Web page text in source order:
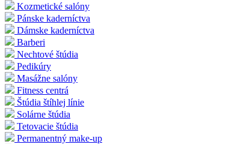
Kozmetické salóny
Pánske kaderníctva
Dámske kaderníctva
Barberi
Nechtové štúdia
Pedikúry
Masážne salóny
Fitness centrá
Štúdia štíhlej línie
Solárne štúdia
Tetovacie štúdia
Permanentný make-up